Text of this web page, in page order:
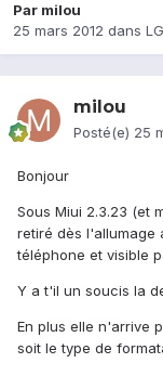
Par milou
25 mars 2012 dans
milou
Posté(e) 25
Bonjour
Sous Miui 2.3.23 (et
retiré dès l'allumage
téléphone et visible
Y a t'il un soucis la
En plus elle n'arrive
soit le type de